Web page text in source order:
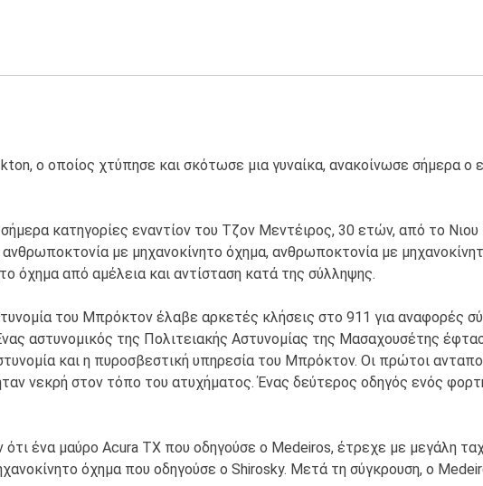
ο οποίος χτύπησε και σκότωσε μια γυναίκα, ανακοίνωσε σήμερα ο
κατηγορίες εναντίον του Τζον Μεντέιρος, 30 ετών, από το
με μηχανοκίνητο όχημα, ανθρωποκτονία με
όχημα από αμέλεια και αντίσταση κατά της σύλληψης.
του Μπρόκτον έλαβε αρκετές κλήσεις στο 911 για αναφορές
αστυνομικός της Πολιτειακής Αστυνομίας της Μασαχουσέτης
και η πυροσβεστική υπηρεσία του Μπρόκτον. Οι πρώτοι
νεκρή στον τόπο του ατυχήματος. Ένας δεύτερος οδηγός ενός
ένα μαύρο Acura TX που οδηγούσε ο Medeiros, έτρεχε με μεγάλη
όχημα που οδηγούσε ο Shirosky. Μετά τη σύγκρουση, ο